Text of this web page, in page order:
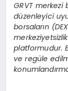
GRVT merkezi
düzenleyici
borsaların
merkeziyetsizlik
platformudur.
ve regüle